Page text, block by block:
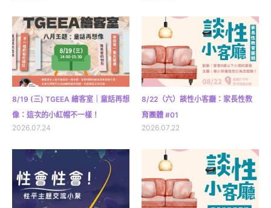
8/19 (三) TGEEA 繪客室｜童話再想
像：這次的小紅帽不一樣！
2026.07.24
8/22（六）談性小客廳：家長性教
育團體 #01
2026.07.22